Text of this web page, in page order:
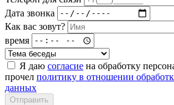
Дата звонка
Как вас зовут?
время
Я даю согласие на обработку
прочел политику в отношении
данных
Отправить